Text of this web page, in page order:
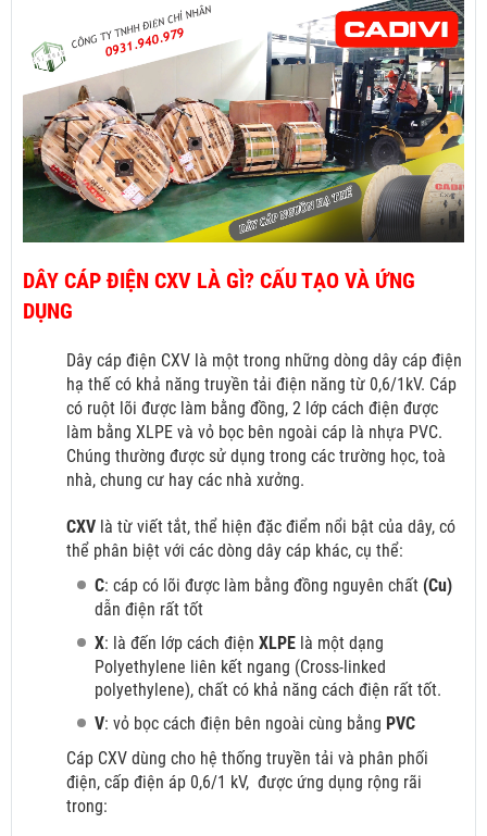
DÂY CÁP ĐIỆN CXV LÀ GÌ? CẤU TẠO VÀ ỨNG
DỤNG
Dây cáp điện CXV là một trong những dòng dây cáp điện
hạ thế có khả năng truyền tải điện năng từ 0,6/1kV. Cáp
có ruột lõi được làm bằng đồng, 2 lớp cách điện được
làm bằng XLPE và vỏ bọc bên ngoài cáp là nhựa PVC.
Chúng thường được sử dụng trong các trường học, toà
nhà, chung cư hay các nhà xưởng.
CXV là từ viết tắt, thể hiện đặc điểm nổi bật của dây, có
thể phân biệt với các dòng dây cáp khác, cụ thể:
C: cáp có lõi được làm bằng đồng nguyên chất (Cu)
dẫn điện rất tốt
X: là đến lớp cách điện XLPE là một dạng
Polyethylene liên kết ngang (Cross-linked
polyethylene), chất có khả năng cách điện rất tốt.
V: vỏ bọc cách điện bên ngoài cùng bằng PVC
Cáp CXV dùng cho hệ thống truyền tải và phân phối
điện, cấp điện áp 0,6/1 kV, được ứng dụng rộng rãi
trong: